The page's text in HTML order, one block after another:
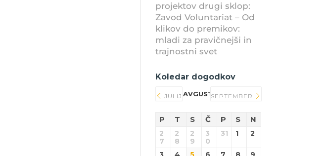
projektov drugi sklop:
Zavod Voluntariat – Od
klikov do premikov:
mladi za pravičnejši in
trajnostni svet
Koledar dogodkov
JULIJ AVGUST 2026
SEPTEMBER
P T S Č P S N
2
7
2
8
2
9
3
0
31 1 2